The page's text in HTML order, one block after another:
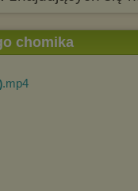
chomika
.mp4